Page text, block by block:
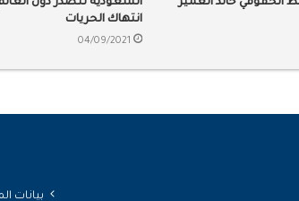
انتهاك الحريات
04/09/2021
بيانات